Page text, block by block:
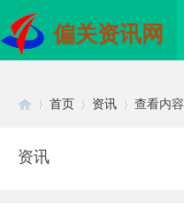
偏关资讯网
首页 资讯 查看内容
资讯